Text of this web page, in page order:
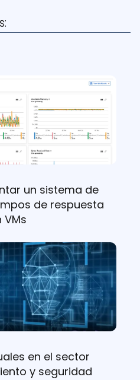
un sistema de
de respuesta
VMs
en el sector
y seguridad